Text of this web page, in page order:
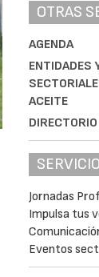
OTRAS
AGENDA
ENTIDADES
ACEITE
Jornadas
Impulsa tus
Eventos